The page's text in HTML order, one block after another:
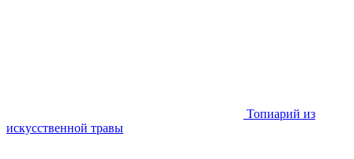
Топиарий из
искусственной травы